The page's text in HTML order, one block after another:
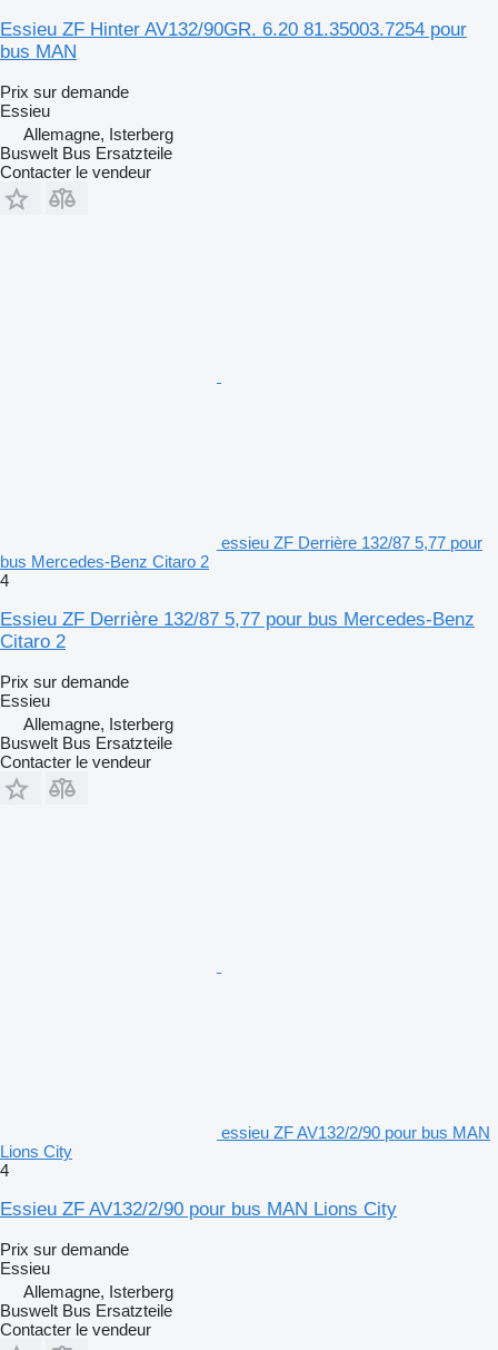
Essieu ZF Hinter AV132/90GR. 6.20 81.35003.7254 pour
bus MAN
Prix sur demande
Essieu
Allemagne, Isterberg
Buswelt Bus Ersatzteile
Contacter le vendeur
essieu ZF Derrière 132/87 5,77 pour
bus Mercedes-Benz Citaro 2
4
Essieu ZF Derrière 132/87 5,77 pour bus Mercedes-Benz
Citaro 2
Prix sur demande
Essieu
Allemagne, Isterberg
Buswelt Bus Ersatzteile
Contacter le vendeur
essieu ZF AV132/2/90 pour bus MAN
Lions City
4
Essieu ZF AV132/2/90 pour bus MAN Lions City
Prix sur demande
Essieu
Allemagne, Isterberg
Buswelt Bus Ersatzteile
Contacter le vendeur